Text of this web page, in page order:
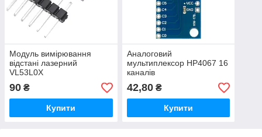
Модуль вимірювання
відстані лазерний
VL53L0X
90 ₴
Купити
Аналоговий
мультиплексор HP4067 16
каналів
42,80₴
Купити